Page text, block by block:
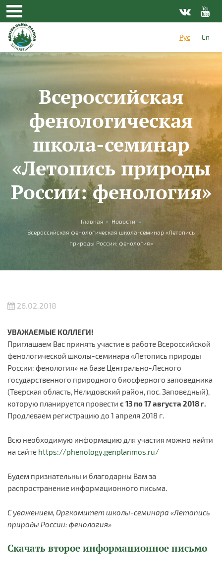
Перейти к основному содержанию
Рус
En
Всероссийская
фенологическая
школа-семинар
«Летопись природы
России: фенология»
Вы здесь Главная » Новости »
Всероссийская фенологическая школа-семинар «Летопись
природы России: фенология»
26.02.2018
УВАЖАЕМЫЕ КОЛЛЕГИ!
Приглашаем Вас принять участие в работе Всероссийской
фенологической школы-семинара «Летопись природы
России: фенология» на базе Центрально-Лесного
государственного природного биосферного заповедника
(Тверская область, Нелидовский район, пос. Заповедный),
которую планируется провести с 13 по 17 августа 2018 г.
Продлеваем регистрацию до 1 апреля 2018 г.
Всю необходимую информацию для участия можно найти
на сайте https://phenology.genplanmos.ru/
Будем признательны и благодарны Вам за
распространение информационного письма.
С уважением, Оргкомитет школы-семинара «Летопись
природы России: фенология»
Скачать второе информационное письмо